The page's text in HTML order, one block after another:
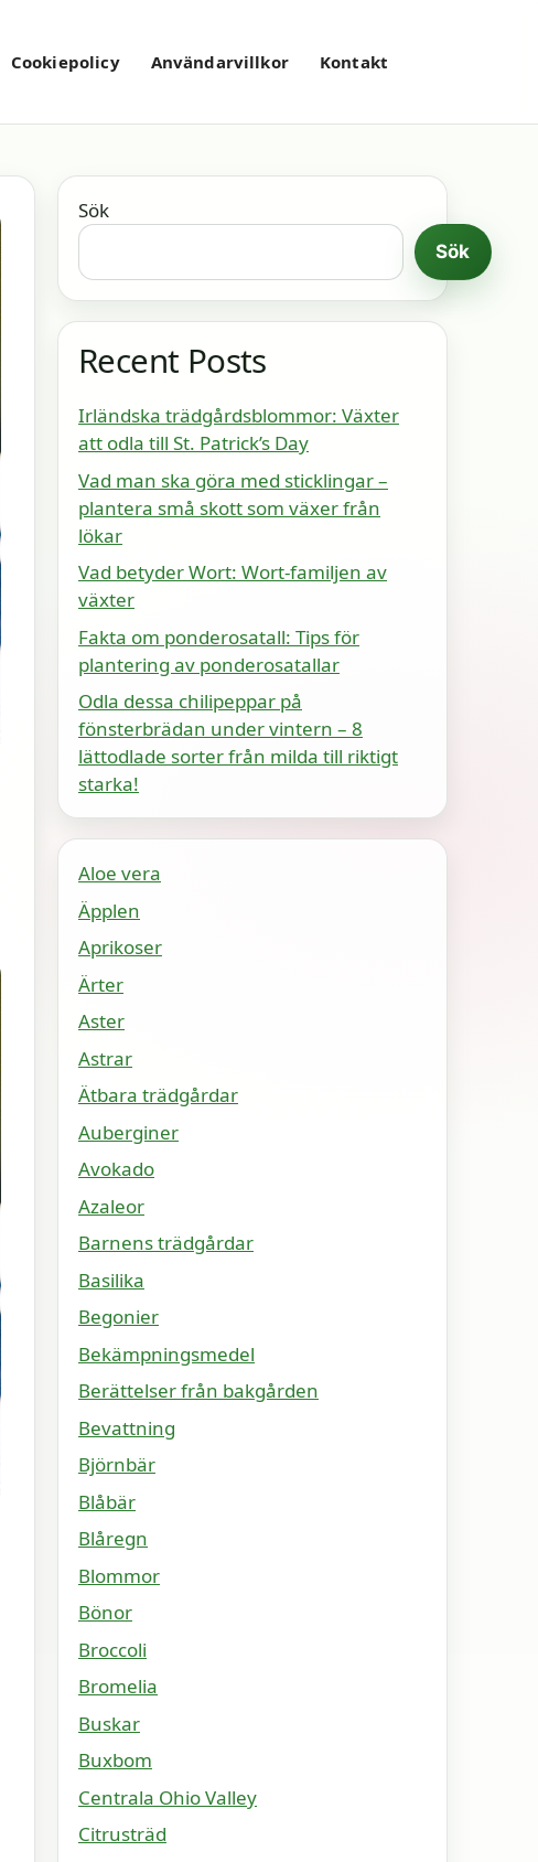
Cookiepolicy Användarvillkor Kontakt
Sök
Sök
Recent Posts
Irländska trädgårdsblommor: Växter
att odla till St. Patrick’s Day
Vad man ska göra med sticklingar –
plantera små skott som växer från
lökar
Vad betyder Wort: Wort-familjen av
växter
Fakta om ponderosatall: Tips för
plantering av ponderosatallar
Odla dessa chilipeppar på
fönsterbrädan under vintern – 8
lättodlade sorter från milda till riktigt
starka!
Aloe vera
Äpplen
Aprikoser
Ärter
Aster
Astrar
Ätbara trädgårdar
Auberginer
Avokado
Azaleor
Barnens trädgårdar
Basilika
Begonier
Bekämpningsmedel
Berättelser från bakgården
Bevattning
Björnbär
Blåbär
Blåregn
Blommor
Bönor
Broccoli
Bromelia
Buskar
Buxbom
Centrala Ohio Valley
Citrusträd